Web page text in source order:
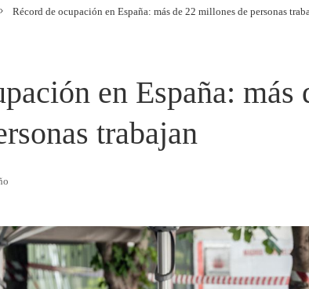
Récord de ocupación en España: más de 22 millones de personas
en España: más
trabajan